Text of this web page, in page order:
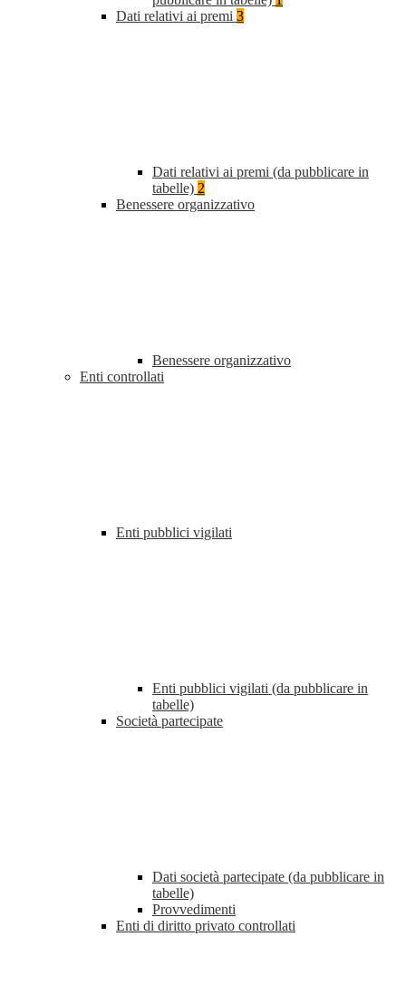
Dati relativi ai premi 3
Dati relativi ai premi (da pubblicare in
tabelle) 2
Benessere organizzativo
Benessere organizzativo
Enti controllati
Enti pubblici vigilati
Enti pubblici vigilati (da pubblicare in
tabelle)
Società partecipate
Dati società partecipate (da pubblicare in
tabelle)
Provvedimenti
Enti di diritto privato controllati